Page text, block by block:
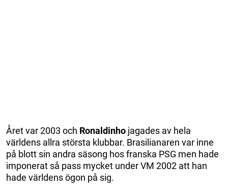
Året var 2003 och Ronaldinho jagades av hela
världens allra största klubbar. Brasilianaren var inne
på blott sin andra säsong hos franska PSG men hade
imponerat så pass mycket under VM 2002 att han
hade världens ögon på sig.